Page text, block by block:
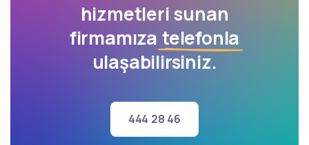
hizmetleri sunan
firmamıza telefonla
ulaşabilirsiniz.
444 28 46